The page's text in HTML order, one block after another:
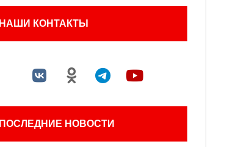
НАШИ КОНТАКТЫ
ПОСЛЕДНИЕ НОВОСТИ